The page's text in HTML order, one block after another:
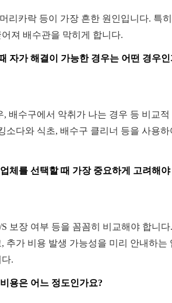
리카락 등이 가장 흔한 원인입니다. 특
져 배수관을 막히게 합니다.
자가 해결이 가능한 경우는 어떤 경우인
배수구에서 악취가 나는 경우 등 비교적
소다와 식초, 배수구 클리너 등을 사용하
체를 선택할 때 가장 중요하게 고려해야
보장 여부 등을 꼼꼼히 비교해야 합니다
추가 비용 발생 가능성을 미리 안내하는
.
용은 어느 정도인가요?